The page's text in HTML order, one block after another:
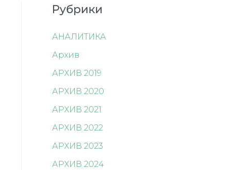
Рубрики
АНАЛИТИКА
Архив
АРХИВ 2019
АРХИВ 2020
АРХИВ 2021
АРХИВ 2022
АРХИВ 2023
АРХИВ 2024